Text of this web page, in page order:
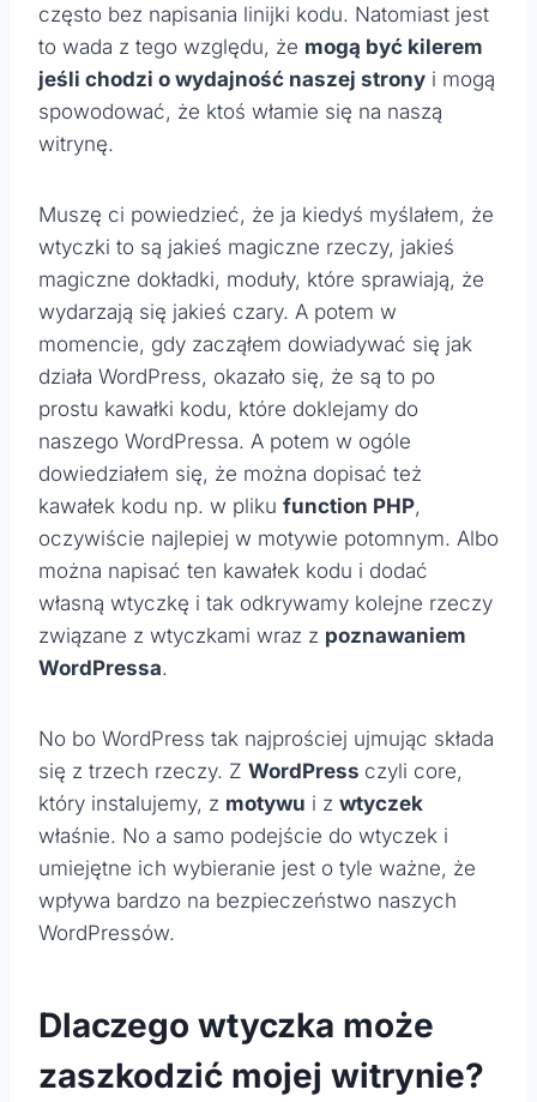
często bez napisania linijki kodu. Natomiast jest
to wada z tego względu, że mogą być kilerem
jeśli chodzi o wydajność naszej strony i mogą
spowodować, że ktoś włamie się na naszą
witrynę.
Muszę ci powiedzieć, że ja kiedyś myślałem, że
wtyczki to są jakieś magiczne rzeczy, jakieś
magiczne dokładki, moduły, które sprawiają, że
wydarzają się jakieś czary. A potem w
momencie, gdy zacząłem dowiadywać się jak
działa WordPress, okazało się, że są to po
prostu kawałki kodu, które doklejamy do
naszego WordPressa. A potem w ogóle
dowiedziałem się, że można dopisać też
kawałek kodu np. w pliku function PHP,
oczywiście najlepiej w motywie potomnym. Albo
można napisać ten kawałek kodu i dodać
własną wtyczkę i tak odkrywamy kolejne rzeczy
związane z wtyczkami wraz z poznawaniem
WordPressa.
No bo WordPress tak najprościej ujmując składa
się z trzech rzeczy. Z WordPress czyli core,
który instalujemy, z motywu i z wtyczek
właśnie. No a samo podejście do wtyczek i
umiejętne ich wybieranie jest o tyle ważne, że
wpływa bardzo na bezpieczeństwo naszych
WordPressów.
Dlaczego wtyczka może
zaszkodzić mojej witrynie?